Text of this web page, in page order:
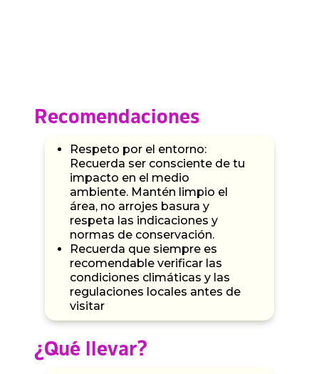
Recomendaciones
Respeto por el entorno:
Recuerda ser consciente de tu
impacto en el medio
ambiente. Mantén limpio el
área, no arrojes basura y
respeta las indicaciones y
normas de conservación.
Recuerda que siempre es
recomendable verificar las
condiciones climáticas y las
regulaciones locales antes de
visitar
¿Qué llevar?